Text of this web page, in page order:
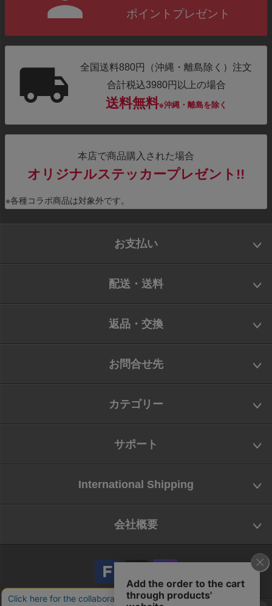
ポイントプレゼント
全国送料880円（沖縄・離島除く）注文
合計税込3980円以上の場合
送料無料※沖縄・離島を除く
本店で商品購入された場合
オリジナルステッカープレゼント!!
※各種コラボ商品は対象外です。
お支払い
配送・送料
返品・交換
お問合せ先
カテゴリー
サポート
International Shipping
会社概要